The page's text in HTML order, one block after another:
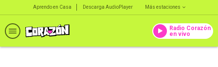
Aprendo en Casa Descarga AudioPlayer Más estaciones
Radio Corazón
en vivo